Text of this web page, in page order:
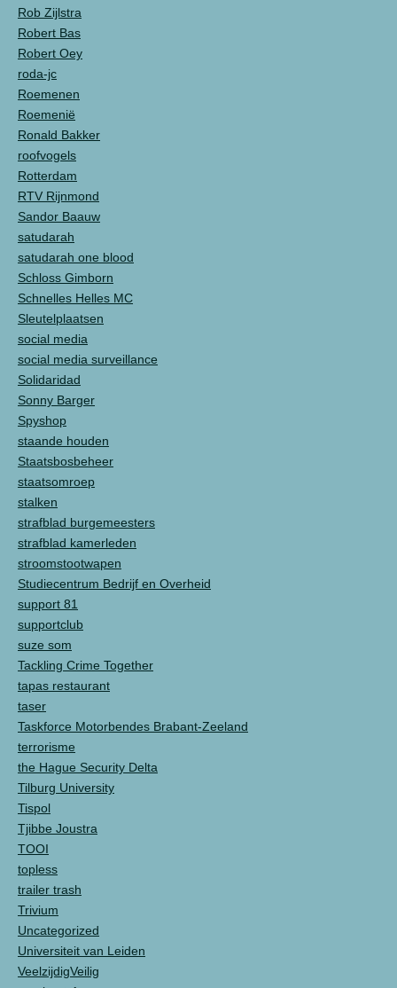
Rob Zijlstra
Robert Bas
Robert Oey
roda-jc
Roemenen
Roemenië
Ronald Bakker
roofvogels
Rotterdam
RTV Rijnmond
Sandor Baauw
satudarah
satudarah one blood
Schloss Gimborn
Schnelles Helles MC
Sleutelplaatsen
social media
social media surveillance
Solidaridad
Sonny Barger
Spyshop
staande houden
Staatsbosbeheer
staatsomroep
stalken
strafblad burgemeesters
strafblad kamerleden
stroomstootwapen
Studiecentrum Bedrijf en Overheid
support 81
supportclub
suze som
Tackling Crime Together
tapas restaurant
taser
Taskforce Motorbendes Brabant-Zeeland
terrorisme
the Hague Security Delta
Tilburg University
Tispol
Tjibbe Joustra
TOOI
topless
trailer trash
Trivium
Uncategorized
Universiteit van Leiden
VeelzijdigVeilig